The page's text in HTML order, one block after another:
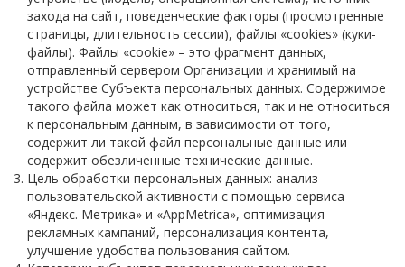
Гибкие ТЭНы
Трубчатые электронагреватели ТЭН/ТЭНБ
Нагреватели для экструдеров
Датчики измерения температуры
Комплектующие
Вилки и вилочные разъемы
Кембрики термостойкие
захода на сайт, поведенческие факторы (просмотренные
страницы, длительность сессии), файлы «cookies» (куки-
файлы). Файлы «cookie» – это фрагмент данных,
отправленный сервером Организации и хранимый на
устройстве Субъекта персональных данных. Содержимое
такого файла может как относиться, так и не относиться
к персональным данным, в зависимости от того,
содержит ли такой файл персональные данные или
содержит обезличенные технические данные.
Цель обработки персональных данных: анализ
пользовательской активности с помощью сервиса
«Яндекс. Метрика» и «AppMetrica», оптимизация
рекламных кампаний, персонализация контента,
улучшение удобства пользования сайтом.